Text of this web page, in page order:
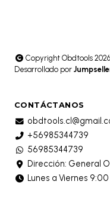
Copyright Obdtools
Desarrollado por
CONTÁCTANOS
+56985344739
56985344739
Dirección: General
Lunes a Viernes 9:00